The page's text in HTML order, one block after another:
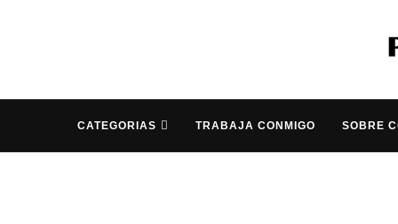
CATEGORIAS TRABAJA CONMIGO SOBRE